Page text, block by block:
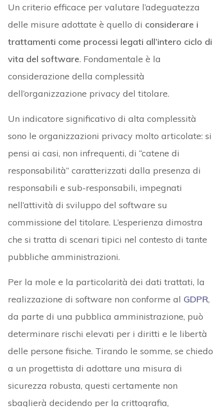
Un criterio efficace per valutare l’adeguatezza
delle misure adottate è quello di considerare i
trattamenti come processi legati all’intero ciclo di
vita del software. Fondamentale è la
considerazione della complessità
dell’organizzazione privacy del titolare.
Un indicatore significativo di alta complessità
sono le organizzazioni privacy molto articolate: si
pensi ai casi, non infrequenti, di “catene di
responsabilità” caratterizzati dalla presenza di
responsabili e sub-responsabili, impegnati
nell’attività di sviluppo del software su
commissione del titolare. L’esperienza dimostra
che si tratta di scenari tipici nel contesto di tante
pubbliche amministrazioni.
Per la mole e la particolarità dei dati trattati, la
realizzazione di software non conforme al GDPR,
da parte di una pubblica amministrazione, può
determinare rischi elevati per i diritti e le libertà
delle persone fisiche. Tirando le somme, se chiedo
a un progettista di adottare una misura di
sicurezza robusta, questi certamente non
sbaglierà decidendo per la crittografia,